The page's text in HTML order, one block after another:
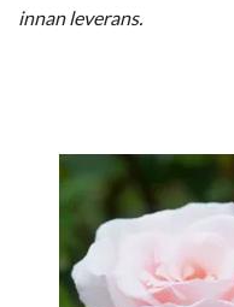
innan leverans.